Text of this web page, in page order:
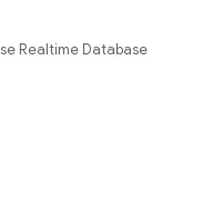
Realtime Database